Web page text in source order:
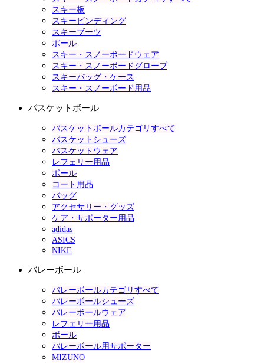
スキー板
スキービンディング
スキーブーツ
ポール
スキー・スノーボードウェア
スキー・スノーボードグローブ
スキーバッグ・ケース
スキー・スノーボード用品
バスケットボール
バスケットボールカテゴリすべて
バスケットシューズ
バスケットウェア
レフェリー用品
ボール
コート用品
バッグ
アクセサリー・グッズ
ケア・サポーター用品
adidas
ASICS
NIKE
バレーボール
バレーボールカテゴリすべて
バレーボールシューズ
バレーボールウェア
レフェリー用品
ボール
バレーボール用サポーター
MIZUNO